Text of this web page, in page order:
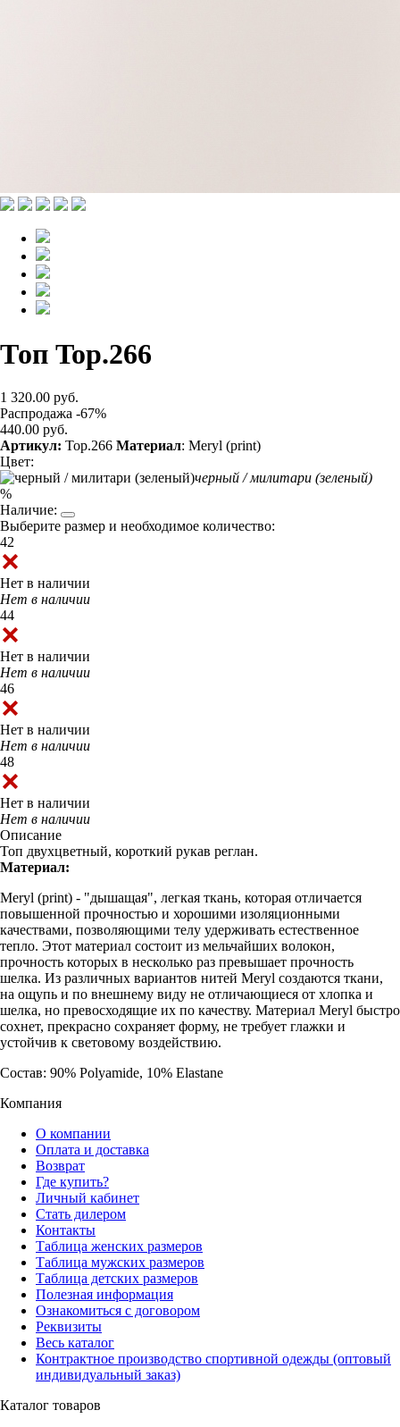
Топ Top.266
1 320.00 руб.
Распродажа -67%
440.00 руб.
Артикул: Top.266 Материал: Meryl (print)
Цвет:
черный / милитари (зеленый)
%
Наличие:
Выберите размер и необходимое количество:
42
Нет в наличии
Нет в наличии
44
Нет в наличии
Нет в наличии
46
Нет в наличии
Нет в наличии
48
Нет в наличии
Нет в наличии
Описание
Топ двухцветный, короткий рукав реглан.
Материал:
Meryl (print) - "дышащая", легкая ткань, которая отличается
повышенной прочностью и хорошими изоляционными
качествами, позволяющими телу удерживать естественное
тепло. Этот материал состоит из мельчайших волокон,
прочность которых в несколько раз превышает прочность
шелка. Из различных вариантов нитей Meryl создаются ткани,
на ощупь и по внешнему виду не отличающиеся от хлопка и
шелка, но превосходящие их по качеству. Материал Meryl быстро
сохнет, прекрасно сохраняет форму, не требует глажки и
устойчив к световому воздействию.
Состав: 90% Polyamide, 10% Elastane
Компания
О компании
Оплата и доставка
Возврат
Где купить?
Личный кабинет
Стать дилером
Контакты
Таблица женских размеров
Таблица мужских размеров
Таблица детских размеров
Полезная информация
Ознакомиться с договором
Реквизиты
Весь каталог
Контрактное производство спортивной одежды (оптовый
индивидуальный заказ)
Каталог товаров